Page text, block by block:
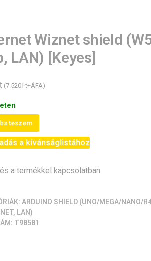
Wiznet shield
LAN) [Keyes]
(7.520Ft+ÁFA)
teszem
a kívánságlistához
a termékkel kapcsolatban
ARDUINO SHIELD (UNO/MEGA/NANO/
LAN)
T98581